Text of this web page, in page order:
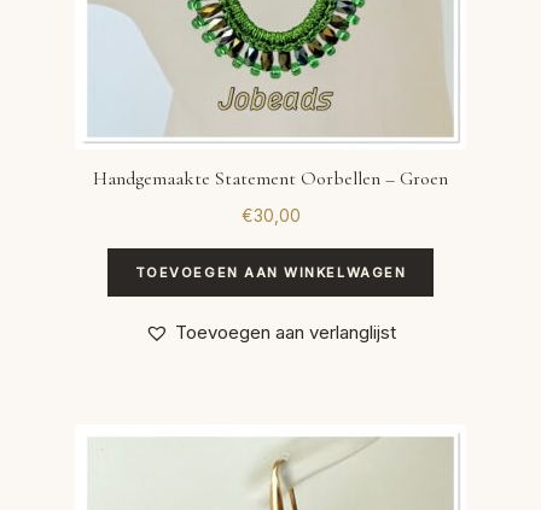
Handgemaakte Statement Oorbellen – Groen
€30,00
TOEVOEGEN AAN WINKELWAGEN
Toevoegen aan verlanglijst